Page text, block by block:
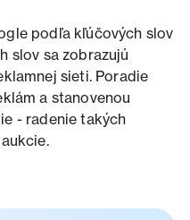
podľa kľúčových slov
slov sa zobrazujú
sieti. Poradie
a stanovenou
- radenie takých